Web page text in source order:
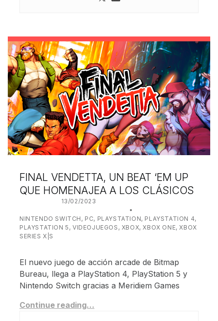
FINAL VENDETTA, UN BEAT ‘EM UP
QUE HOMENAJEA A LOS CLÁSICOS
13/02/2023
NINTENDO SWITCH , PC, PLAYSTATION, PLAYSTATION 4,
PLAYSTATION 5 ,VIDEOJUEGOS , XBOX,XBOX ONE,XBOX
SERIES X|S
El nuevo juego de acción arcade de Bitmap
Bureau, llega a PlayStation 4, PlayStation 5 y
Nintendo Switch gracias a Meridiem Games
Continue reading…